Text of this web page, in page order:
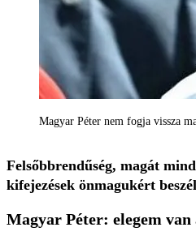
Magyar Péter nem fogja vissza
Felsőbbrendűség, magát
kifejezések önmagukért
Magyar Péter: elegem